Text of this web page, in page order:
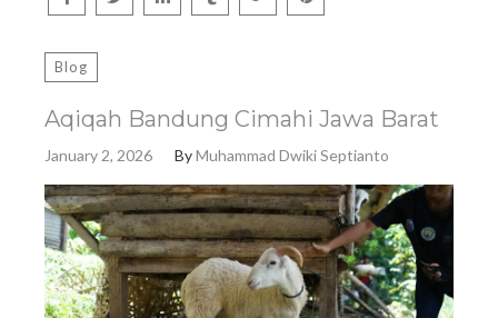
Blog
Aqiqah Bandung Cimahi Jawa Barat
January 2, 2026 ByMuhammad Dwiki Septianto